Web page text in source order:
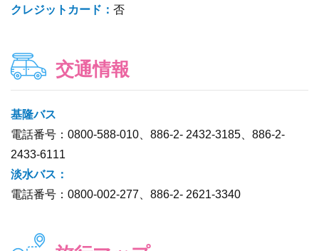
クレジットカード： 否
交通情報
基隆バス
電話番号：0800-588-010、886-2- 2432-3185、886-2-
2433-6111
淡水バス：
電話番号：0800-002-277、886-2- 2621-3340